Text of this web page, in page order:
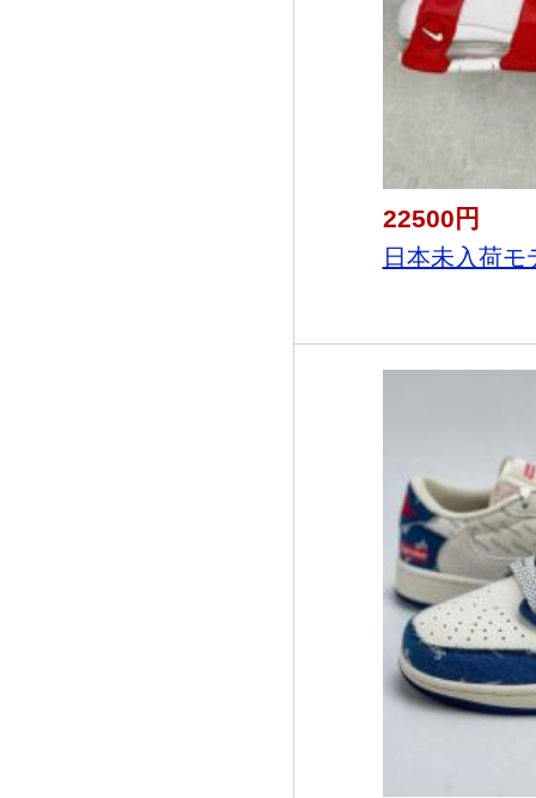
22500円
日本未入荷